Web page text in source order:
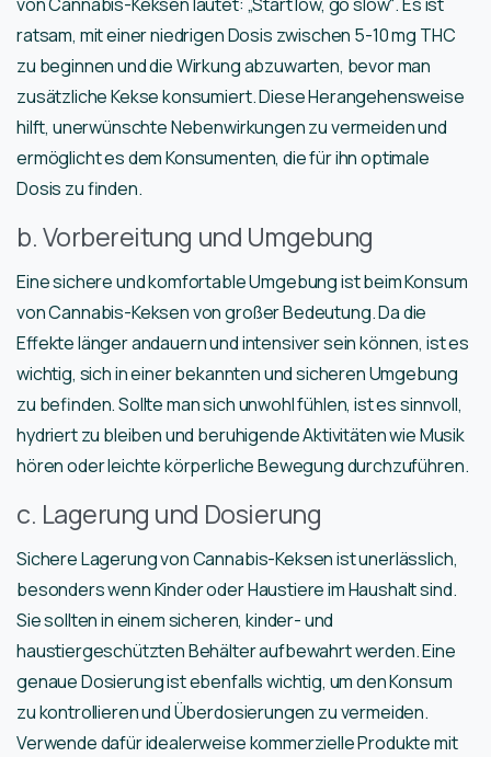
ratsam, mit einer niedrigen Dosis zwischen 5-10 mg THC
zu beginnen und die Wirkung abzuwarten, bevor man
zusätzliche Kekse konsumiert. Diese Herangehensweise
hilft, unerwünschte Nebenwirkungen zu vermeiden und
ermöglicht es dem Konsumenten, die für ihn optimale
Dosis zu finden.
b. Vorbereitung und Umgebung
Eine sichere und komfortable Umgebung ist beim Konsum
von Cannabis-Keksen von großer Bedeutung. Da die
Effekte länger andauern und intensiver sein können, ist es
wichtig, sich in einer bekannten und sicheren Umgebung
zu befinden. Sollte man sich unwohl fühlen, ist es sinnvoll,
hydriert zu bleiben und beruhigende Aktivitäten wie Musik
hören oder leichte körperliche Bewegung durchzuführen.
c. Lagerung und Dosierung
Sichere Lagerung von Cannabis-Keksen ist unerlässlich,
besonders wenn Kinder oder Haustiere im Haushalt sind.
Sie sollten in einem sicheren, kinder- und
haustiergeschützten Behälter aufbewahrt werden. Eine
genaue Dosierung ist ebenfalls wichtig, um den Konsum
zu kontrollieren und Überdosierungen zu vermeiden.
Verwende dafür idealerweise kommerzielle Produkte mit